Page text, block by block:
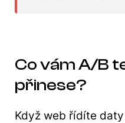
Co vám A/B
přinese?
Když web řídíte